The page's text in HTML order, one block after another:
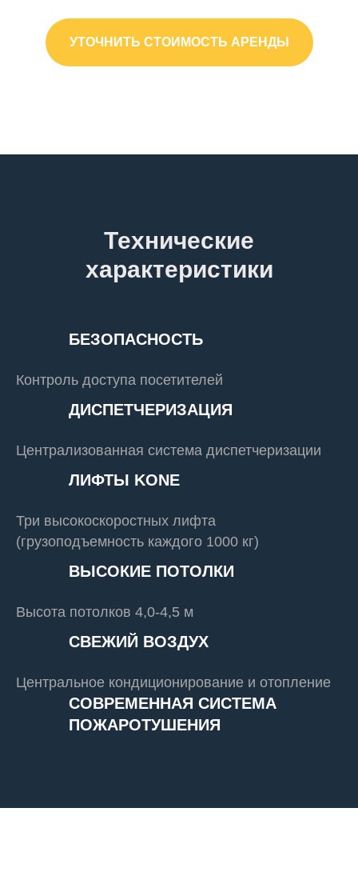
УТОЧНИТЬ СТОИМОСТЬ АРЕНДЫ
Технические
характеристики
БЕЗОПАСНОСТЬ
Контроль доступа посетителей
ДИСПЕТЧЕРИЗАЦИЯ
Централизованная система диспетчеризации
ЛИФТЫ KONE
Три высокоскоростных лифта
(грузоподъемность каждого 1000 кг)
ВЫСОКИЕ ПОТОЛКИ
Высота потолков 4,0-4,5 м
СВЕЖИЙ ВОЗДУХ
Центральное кондиционирование и отопление
СОВРЕМЕННАЯ СИСТЕМА
ПОЖАРОТУШЕНИЯ